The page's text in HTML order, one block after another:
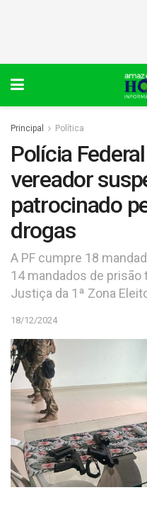
Principal Política
Polícia
vereador
patrocinado
drogas
A PF cumpre 18
14 mandados de
Justiça da 1ª Zona
18/12/2024